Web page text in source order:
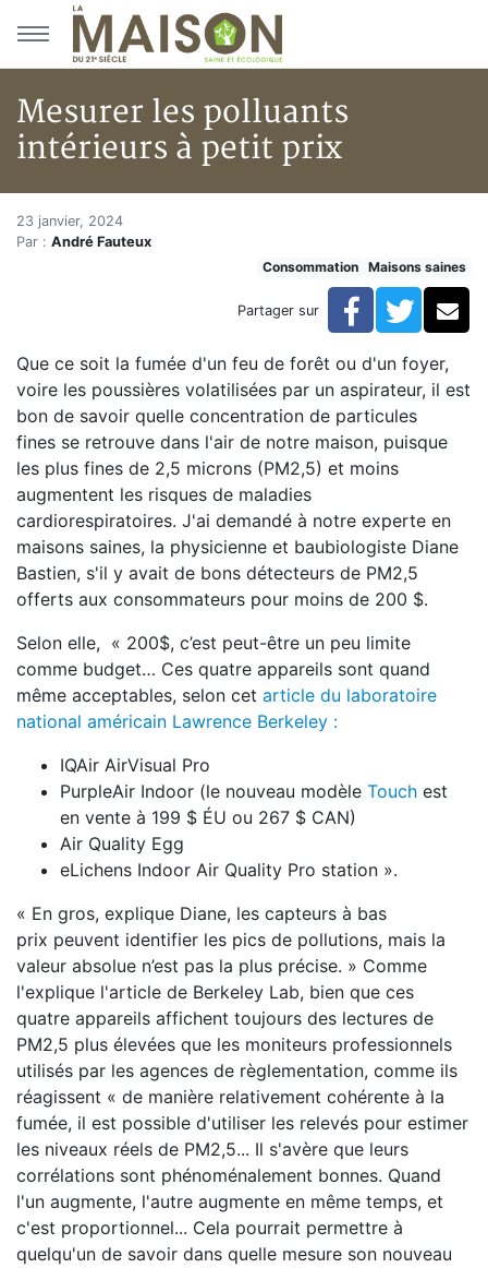
Aller au menu principal
Aller au contenu principal
Mesurer les polluants
intérieurs à petit prix
Accueil
Articles
Hypersensibilités environnementales
Mesurer les polluants intérieurs à petit prix
Mesurer les polluants
23 janvier, 2024
Par : André Fauteux
Consommation
Maisons saines
Partager sur Facebook
Que ce soit la fumée d'un feu de forêt ou d'un foyer,
voire les poussières volatilisées par un aspirateur, il est
bon de savoir quelle concentration de particules
fines se retrouve dans l'air de notre maison, puisque
les plus fines de 2,5 microns (PM2,5) et moins
augmentent les risques de maladies
cardiorespiratoires. J'ai demandé à notre experte en
maisons saines, la physicienne et baubiologiste Diane
Bastien, s'il y avait de bons détecteurs de PM2,5
offerts aux consommateurs pour moins de 200 $.
Selon elle, « 200$, c’est peut-être un peu limite
comme budget… Ces quatre appareils sont quand
même acceptables, selon cet article du laboratoire
national américain Lawrence Berkeley :
IQAir AirVisual Pro
PurpleAir Indoor (le nouveau modèle Touch est
en vente à 199 $ ÉU ou 267 $ CAN)
Air Quality Egg
eLichens Indoor Air Quality Pro station ».
« En gros, explique Diane, les capteurs à bas
prix peuvent identifier les pics de pollutions, mais la
valeur absolue n’est pas la plus précise. » Comme
l'explique l'article de Berkeley Lab, bien que ces
quatre appareils affichent toujours des lectures de
PM2,5 plus élevées que les moniteurs professionnels
utilisés par les agences de règlementation, comme ils
réagissent « de manière relativement cohérente à la
fumée, il est possible d'utiliser les relevés pour estimer
les niveaux réels de PM2,5... Il s'avère que leurs
corrélations sont phénoménalement bonnes. Quand
l'un augmente, l'autre augmente en même temps, et
c'est proportionnel... Cela pourrait permettre à
quelqu'un de savoir dans quelle mesure son nouveau